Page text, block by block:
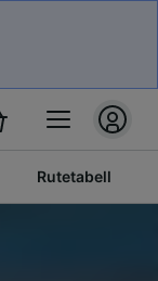
Rutetabell